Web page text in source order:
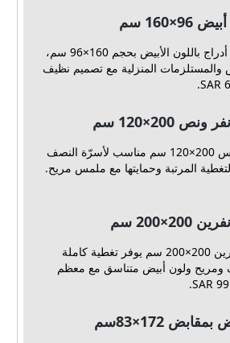
خزانة واسعة بثمانية أدراج باللون الأبيض بحجم 160×96 سم،
والمستلزمات المنزلية مع تصميم نظيف
200×120 سم
لباد سرير أبيض بمقاس 200×120 سم مناسب لأسرّة النصف
المرتبة وحمايتها مع ملمس مريح.
سم
لباد سرير بمقاس نفرين 200×200 سم يوفر تغطية كاملة
ومريح ولون أبيض متناسق مع معظم